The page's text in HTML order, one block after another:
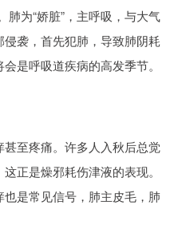
肺为“娇脏”，主呼吸，与大气
袭，首先犯肺，导致肺阴耗
是呼吸道疾病的高发季节。
至疼痛。许多人入秋后总觉
正是燥邪耗伤津液的表现。
是常见信号，肺主皮毛，肺